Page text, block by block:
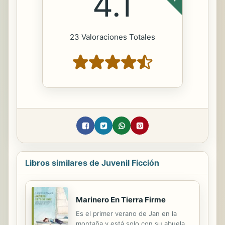
23 Valoraciones Totales
Libros similares de Juvenil Ficción
Marinero En Tierra Firme
Es el primer verano de Jan en la
montaña y está solo con su abuela,